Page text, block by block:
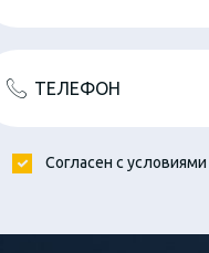
ТЕЛЕФОН
Согласен с условиями